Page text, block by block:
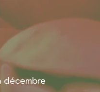
décembre